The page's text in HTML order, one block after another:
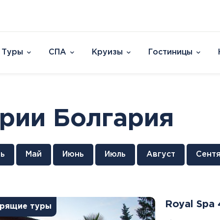
Туры
Австрия
ОАЭ
Таиланд
СПА Круизы
Аргентина
Бельгия
Венгрия
Гренландия
Гостиницы
U Splash Resort
Leonardo Plaza
Leonardo
Болгария
Май Июнь Июль Август
туры Royal Spa